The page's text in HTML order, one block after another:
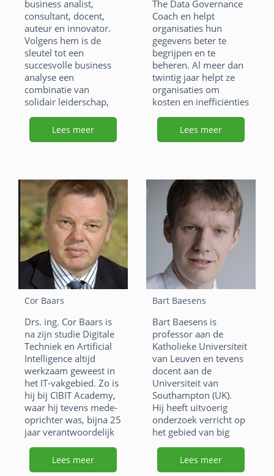
e
b
o
o
k
e
dI
n
at
s
A
p
p
ai
l
business analist,
consultant, docent,
auteur en innovator.
Volgens hem is de
sleutel tot een
succesvolle business
analyse een
combinatie van
solidair leiderschap,
creatieve denkstijl,
strategisch handelen,
requirements te
vinden.
F
a
c
e
b
o
o
k
Li
n
k
e
n
X
W
h
at
s
A
p
p
E
m
ai
Lees meer
The Data Governance
Coach en helpt
organisaties hun
gegevens beter te
begrijpen en te
beheren. Al meer dan
twintig jaar helpt ze
organisaties om
kosten en inefficiënties
Meestal wenden
mensen zich tot haar
bij het ontrafelen
ervan, of omdat ze
zich realiseren dat
nieuwe initiatieven
mislukken vanwege de
slechte kwaliteit van
de gegevens.
F
a
c
e
b
o
o
k
Li
n
k
e
dI
n
X
W
h
at
s
A
p
p
E
m
ai
l
Lees meer
Cor Baars
Drs. ing. Cor Baars is
na zijn studie Digitale
Techniek en Artificial
Intelligence altijd
werkzaam geweest in
het IT-vakgebied. Zo is
hij bij CIBIT Academy,
waar hij tevens mede-
oprichter was, bijna 25
jaar verantwoordelijk
geweest voor Master
of Science opleidingen.
Vanuit Rosaert
Lees meer
Bart Baesens
Bart Baesens is
professor aan de
Katholieke Universiteit
van Leuven en tevens
docent aan de
Universiteit van
Southampton (UK).
Hij heeft uitvoerig
onderzoek verricht op
het gebied van big
data & analytics,
customer relationship
management, fraude
Lees meer